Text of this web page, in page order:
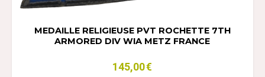
MEDAILLE RELIGIEUSE PVT ROCHETTE 7TH
ARMORED DIV WIA METZ FRANCE
145,00€